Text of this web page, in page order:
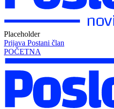
Placeholder
Prijava Postani član
POČETNA